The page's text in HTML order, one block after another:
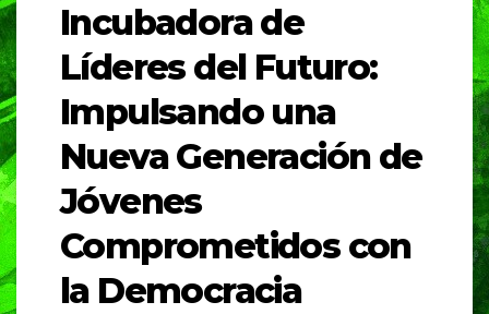
Incubadora de
Líderes del Futuro:
Impulsando una
Nueva Generación de
Jóvenes
Comprometidos con
la Democracia